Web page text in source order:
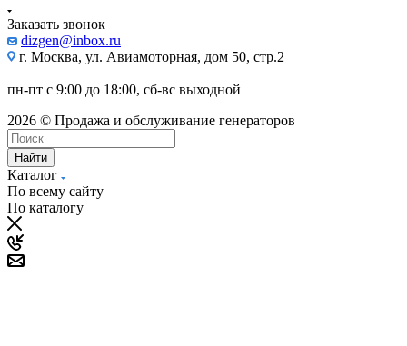
Заказать звонок
dizgen@inbox.ru
г. Москва, ул. Авиамоторная, дом 50, стр.2
пн-пт с 9:00 до 18:00, сб-вс выходной
2026 © Продажа и обслуживание генераторов
Найти
Каталог
По всему сайту
По каталогу